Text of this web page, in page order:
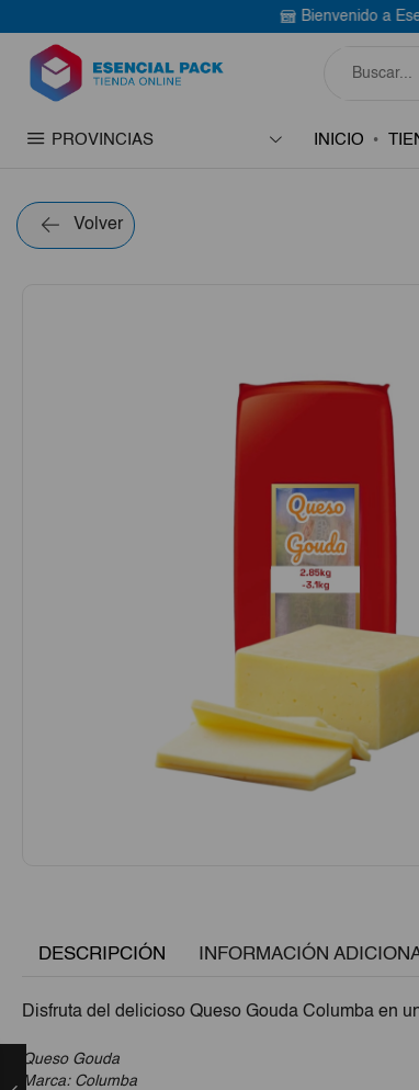
Bienvenido a Esencial Pack Compra
PROVINCIAS INICIO
Volver
DESCRIPCIÓN INFORMACIÓN
Disfruta del delicioso Queso Gouda Columba en
Queso Gouda
Marca: Columba